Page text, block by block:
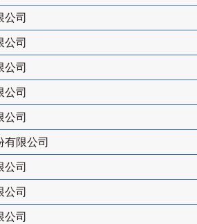
公司
公司
公司
公司
公司
有限公司
公司
公司
公司